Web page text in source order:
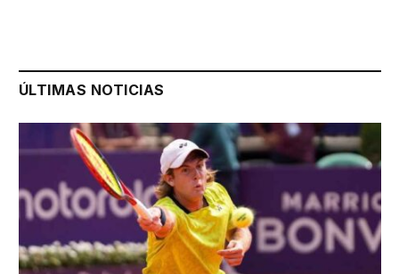
ÚLTIMAS NOTICIAS